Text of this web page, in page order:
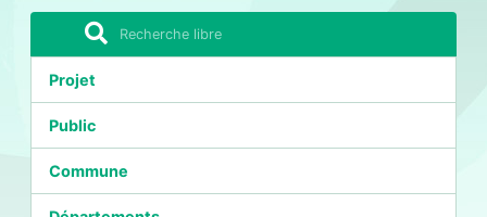
Projet
Public
Commune